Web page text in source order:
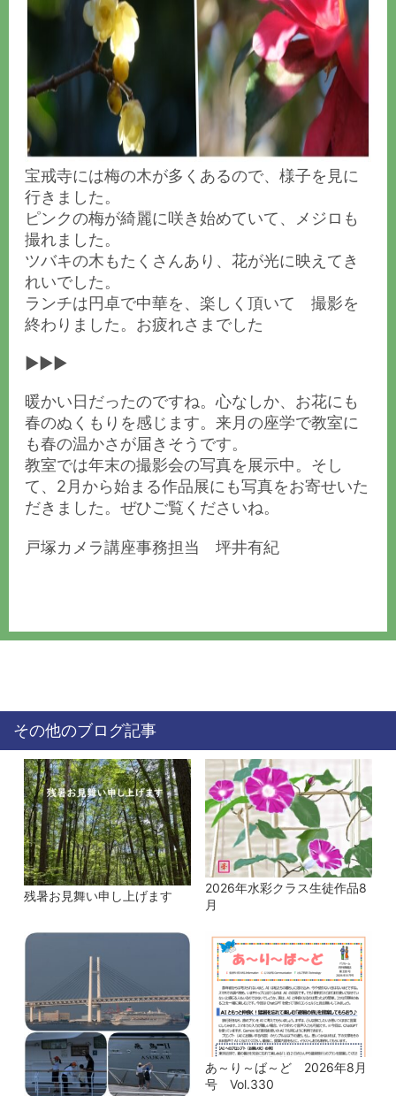
宝戒寺には梅の木が多くあるので、様子を見に
行きました。
ピンクの梅が綺麗に咲き始めていて、メジロも
撮れました。
ツバキの木もたくさんあり、花が光に映えてき
れいでした。
ランチは円卓で中華を、楽しく頂いて 撮影を
終わりました。お疲れさまでした
▶▶▶
暖かい日だったのですね。心なしか、お花にも
春のぬくもりを感じます。来月の座学で教室に
も春の温かさが届きそうです。
教室では年末の撮影会の写真を展示中。そし
て、2月から始まる作品展にも写真をお寄せいた
だきました。ぜひご覧くださいね。
戸塚カメラ講座事務担当 坪井有紀
その他のブログ記事
残暑お見舞い申し上げます
2026年水彩クラス生徒作品8
月
あ～り～ば～ど 2026年8月
号 Vol.330